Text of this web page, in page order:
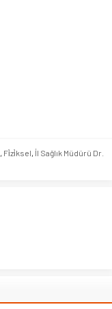
, Fi̇zi̇ksel, İl Sağlık Müdürü Dr.